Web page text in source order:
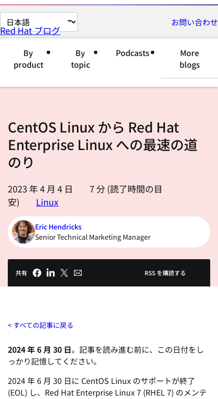
ペ
ー
語
択
さ
い
お問い合わせ
Red Hat ブログ
By
product
By
topic
Podcasts
More
blogs
CentOS Linux から Red Hat
Enterprise Linux への最速の道
のり
2023 年 4 月 4 日 7分 (読了時間の目
安)
Linux
Eric Hendricks
Senior Technical Marketing Manager
共有 RSS を購読する
すべての記事に戻る
2024 年 6 月 30 日。記事を読み進む前に、この日付をし
っかり記憶してください。
2024 年 6 月 30 日に CentOS Linux のサポートが終了
(EOL) し、Red Hat Enterprise Linux 7 (RHEL 7) のメンテ